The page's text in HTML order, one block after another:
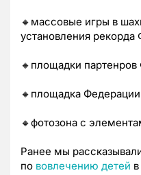
🔸массовые игры в
установления рекорда
🔸площадки партенров
🔸площадка
🔸фотозона с
Ранее мы
по вовлечению детей